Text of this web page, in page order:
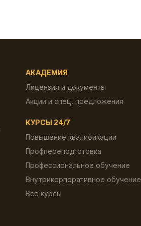
АКАДЕМИЯ
Лицензия и документы
Акции и спец. предложения
КУРСЫ 24/7
Повышение квалификации
Профпереподготовка
Профессиональное обучение
Внутрикорпоративное обучение
Все курсы